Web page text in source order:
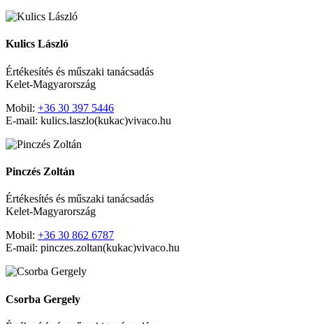
Kulics László
Értékesítés és műszaki tanácsadás
Kelet-Magyarország
Mobil: +36 30 397 5446
E-mail: kulics.laszlo(kukac)vivaco.hu
Pinczés Zoltán
Értékesítés és műszaki tanácsadás
Kelet-Magyarország
Mobil: +36 30 862 6787
E-mail: pinczes.zoltan(kukac)vivaco.hu
Csorba Gergely